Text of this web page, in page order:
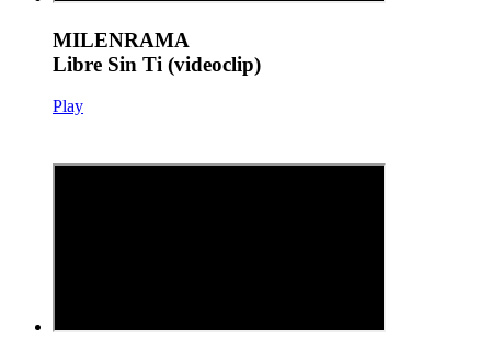
MILENRAMA
Libre Sin Ti (videoclip)
Play